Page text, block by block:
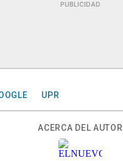
PUBLICIDAD
UPR
ACERCA DEL AUTOR